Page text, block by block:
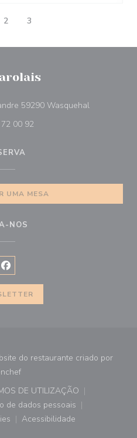
2 3
59290 Wasquehal((abre numa
00 92
UMA MESA
NOS
Facebook ((abre numa nova
do restaurante criado por
((abre numa nova janela))
janela))
DE UTILIZAÇÃO
((abre numa nova janela))
de dados pessoais
((abre numa nova janela))
numa nova janela))
Acessibilidade
((abre numa nova